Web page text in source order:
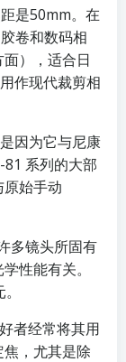
是50mm。在
卷和数码相
），适合日
作现代裁剪相
因为它与尼康
系列的大部
始手动
多镜头所固有
性能有关。
者经常将其用
，尤其是除